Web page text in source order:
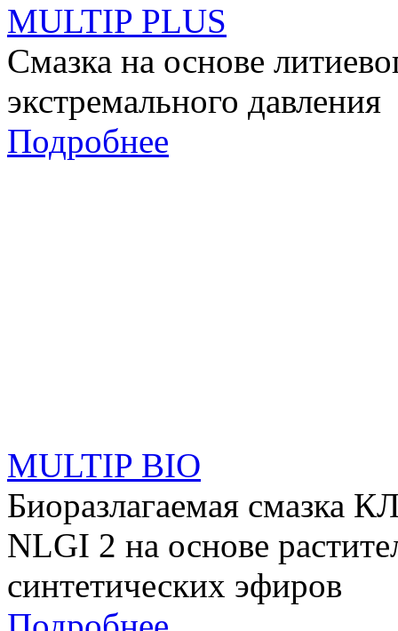
MULTIP PLUS
Смазка на основе
экстремального давления
Подробнее
MULTIP BIO
Биоразлагаемая
NLGI 2 на основе
синтетических эфиров